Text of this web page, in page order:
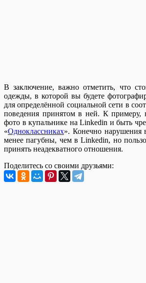
В заключение, важно отметить, что
одежды, в которой вы будете
для определённой социальной сети в
поведения принятом в ней. К примеру,
фото в купальнике на Linkedin и быть
«Одноклассниках». Конечно нарушения
менее пагубны, чем в Linkedin, но
принять неадекватного отношения.
Поделитесь со своими друзьями: